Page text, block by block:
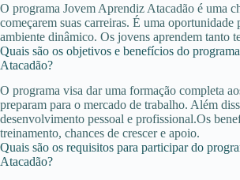
O programa Jovem Aprendiz Atacadão é uma
começarem suas carreiras. É uma oportunidade
ambiente dinâmico. Os jovens aprendem tanto
Quais são os objetivos e benefícios do
Atacadão?
O programa visa dar uma formação completa
preparam para o mercado de trabalho. Além
desenvolvimento pessoal e profissional.Os
treinamento, chances de crescer e apoio.
Quais são os requisitos para participar do
Atacadão?